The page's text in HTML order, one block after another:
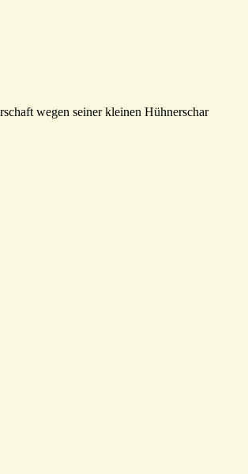
wegen seiner kleinen Hühnerschar